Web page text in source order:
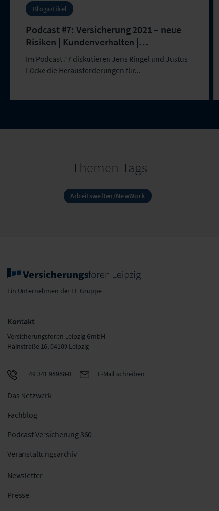
Blogartikel
Podcast #7: Versicherung 2021 – neue
Risiken | Kundenverhalten |
Organisation
Im Podcast #7 diskutieren Jens Ringel und Justus
Lücke die Herausforderungen für...
Themen Tags
Arbeitswelten/NewWork
Ein Unternehmen der LF Gruppe
Kontakt
Versicherungsforen Leipzig GmbH
Hainstraße 16, 04109 Leipzig
+49 341 98988-0 E-Mail schreiben
Das Netzwerk
Fachblog
Podcast Versicherung 360
Veranstaltungsarchiv
Newsletter
Presse